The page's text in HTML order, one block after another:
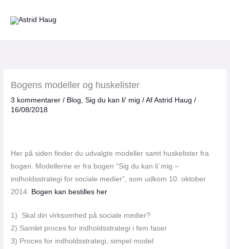
Bogens modeller og huskelister
3 kommentarer / Blog,Sig du kan li' mig / AfAstrid Haug/
16/08/2018
Her på siden finder du udvalgte modeller samt huskelister fra
bogen. Modellerne er fra bogen “Sig du kan li´mig –
indholdsstrategi for sociale medier”, som udkom 10. oktober
2014. Bogen kan bestilles her
1) Skal din virksomhed på sociale medier?
2) Samlet proces for indholdsstrategi i fem faser
3) Proces for indholdsstrategi, simpel model